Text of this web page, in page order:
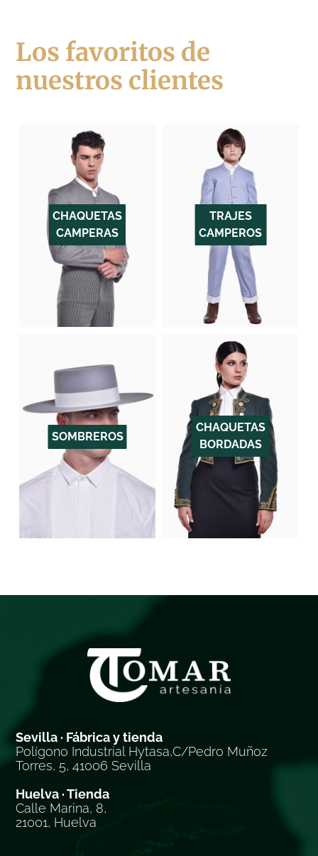
Los favoritos de
nuestros clientes
CHAQUETAS
CAMPERAS
TRAJES
CAMPEROS
SOMBREROS
CHAQUETAS
BORDADAS
Sevilla · Fábrica y tienda
Polígono Industrial Hytasa,C/Pedro Muñoz
Torres, 5, 41006 Sevilla
Huelva · Tienda
Calle Marina, 8,
21001, Huelva